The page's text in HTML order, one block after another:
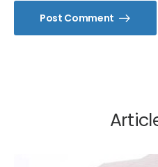
Post Comment